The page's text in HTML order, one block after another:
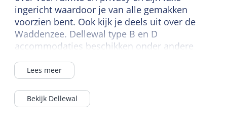
Rookvrij
Dekbedden
Sanitair
Badkamer begane grond
Separaat toilet
Douche
Gedeelde faciliteiten
Parkeerterrein
Speelveld
ingericht waardoor je van alle gemakken
voorzien bent. Ook kijk je deels uit over de
Waddenzee. Dellewal type B en D
accommodaties beschikken onder andere
De luxe 2- tot 10-persoons appartementen
van het Dellewal Resort kijken uit over bos,
duin en wad. Alleen het Resort beschikt over
Lees meer
Bekijk Dellewal